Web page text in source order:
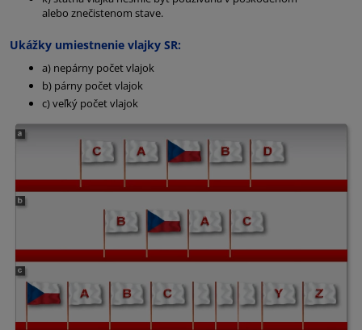
alebo znečistenom stave.
Ukážky umiestnenie vlajky SR:
a) nepárny počet vlajok
b) párny počet vlajok
c) veľký počet vlajok